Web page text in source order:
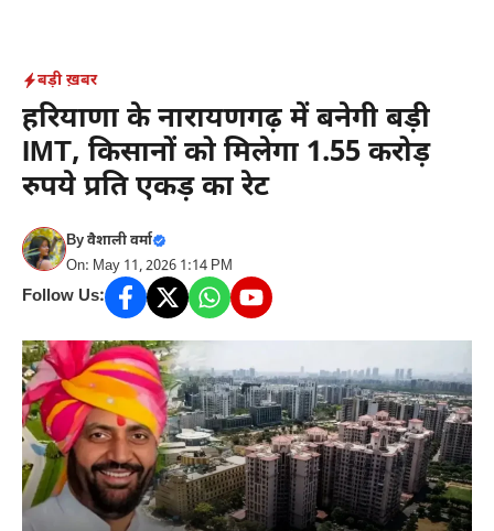
content
बड़ी ख़बर
हरियाणा के नारायणगढ़ में बनेगी बड़ी
IMT, किसानों को मिलेगा 1.55 करोड़
रुपये प्रति एकड़ का रेट
Byवैशाली वर्मा
On: May 11, 2026 1:14 PM
Follow Us: